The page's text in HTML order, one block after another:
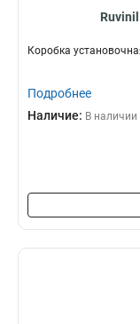
Коробка
Подробнее
Наличие: В наличии